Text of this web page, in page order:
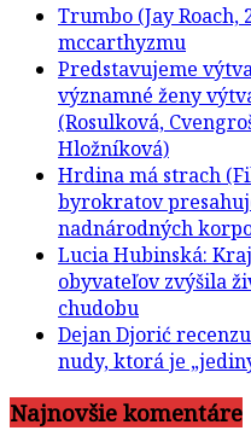
Trumbo (Jay
mccarthyzmu
Predstavujeme
významné ženy
(Rosulková,
Hložníková)
Hrdina má strach
byrokratov
nadnárodných
Lucia Hubinská:
obyvateľov zvýšila
chudobu
Dejan Djorić
nudy, ktorá je
Najnovšie komentáre